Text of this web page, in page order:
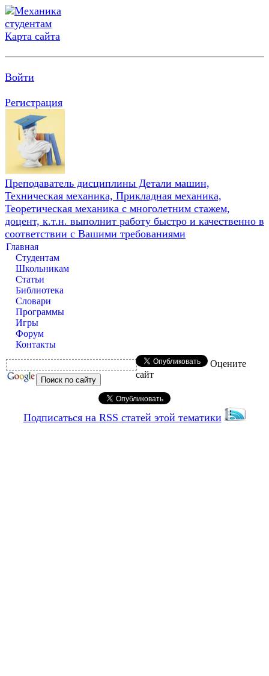
Карта сайта
Войти
Регистрация
Преподаватель дисциплины Детали машин,
Техническая механика, Прикладная механика,
Теоретическая механика с многолетним стажем,
доцент, к.т.н. выполнит работу быстро и качественно в
соответствии с Вашими требованиями
Главная
Студентам
Школьникам
Статьи
Библиотека
Словари
Программы
Игры
Форум
Контакты
Оцените
сайт
Подписаться на RSS статей этой тематики